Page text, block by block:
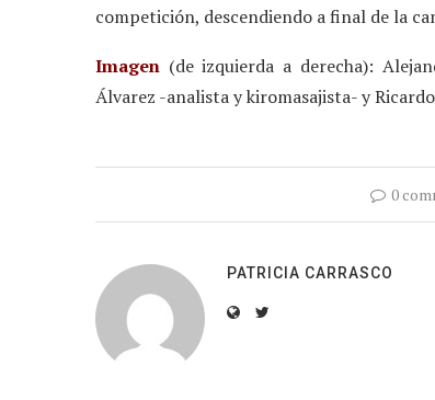
competición, descendiendo a final de la
Imagen (de izquierda a derecha):
Álvarez -analista y kiromasajista- y
0
PATRICIA CARRASCO